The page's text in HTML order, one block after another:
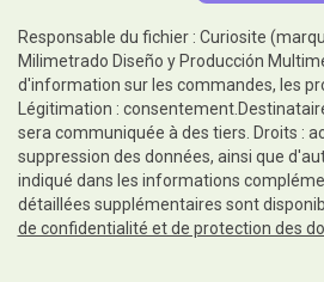
Responsable du fichier : Curiosite
Milimetrado Diseño y Producción
d'information sur les commandes, les
Légitimation :
sera communiquée à des tiers. Droits :
suppression des données, ainsi que
indiqué dans les informations
détaillées supplémentaires sont
de confidentialité et de protection des